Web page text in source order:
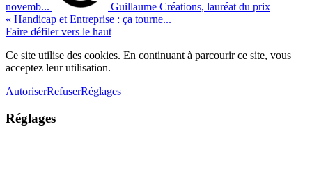
novemb...
Guillaume Créations, lauréat du prix
« Handicap et Entreprise : ça tourne...
Faire défiler vers le haut
Ce site utilise des cookies. En continuant à parcourir ce site, vous
acceptez leur utilisation.
AutoriserRefuserRéglages
Réglages